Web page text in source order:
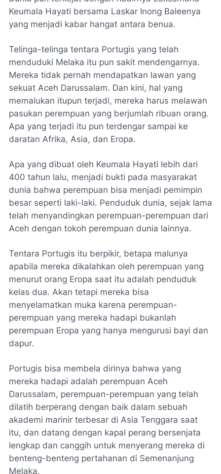
Keumala Hayati bersama Laskar Inong Baleenya
yang menjadi kabar hangat antara benua.
Telinga-telinga tentara Portugis yang telah
menduduki Melaka itu pun sakit mendengarnya.
Mereka tidak pernah mendapatkan lawan yang
sekuat Aceh Darussalam. Dan kini, hal yang
memalukan itupun terjadi, mereka harus melawan
pasukan perempuan yang berjumlah ribuan orang.
Apa yang terjadi itu pun terdengar sampai ke
daratan Afrika, Asia, dan Eropa.
Apa yang dibuat oleh Keumala Hayati lebih dari
400 tahun lalu, menjadi bukti pada masyarakat
dunia bahwa perempuan bisa menjadi pemimpin
besar seperti laki-laki. Penduduk dunia, sejak lama
telah menyandingkan perempuan-perempuan dari
Aceh dengan tokoh perempuan dunia lainnya.
Tentara Portugis itu berpikir, betapa malunya
apabila mereka dikalahkan oleh perempuan yang
menurut orang Eropa saat itu adalah penduduk
kelas dua. Akan tetapi mereka bisa
menyelamatkan muka karena perempuan-
perempuan yang mereka hadapi bukanlah
perempuan Eropa yang hanya mengurusi bayi dan
dapur.
Portugis bisa membela dirinya bahwa yang
mereka hadapi adalah perempuan Aceh
Darussalam, perempuan-perempuan yang telah
dilatih berperang dengan baik dalam sebuah
akademi marinir terbesar di Asia Tenggara saat
itu, dan datang dengan kapal perang bersenjata
lengkap dan canggih untuk menyerang mereka di
benteng-benteng pertahanan di Semenanjung
Melaka.